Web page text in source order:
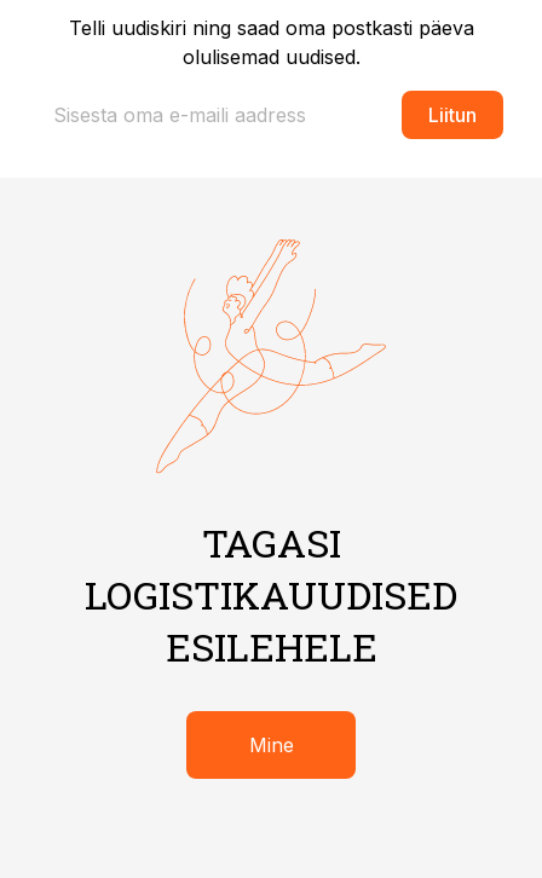
Telli uudiskiri ning saad oma postkasti päeva
olulisemad uudised.
Liitun
TAGASI
LOGISTIKAUUDISED
ESILEHELE
Mine